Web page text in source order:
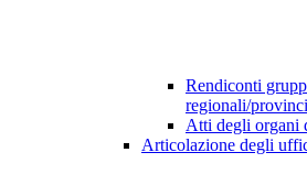
Rendiconti
regionali/
Atti degli organi
Articolazione degli